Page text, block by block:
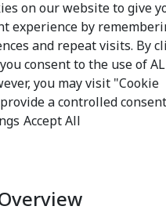
on our website to give
experience by
and repeat visits. By
you consent to the use of
you may visit "Cookie
a controlled
Accept All